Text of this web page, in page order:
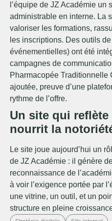
l’équipe de JZ Académie un
administrable en interne. La
valoriser les formations,
les inscriptions. Des outils
événementielles) ont été
campagnes de
Pharmacopée Traditionnelle
ajoutée, preuve d’une
rythme de l’offre.
Un site qui
nourrit la
Le site joue aujourd’hui un
de JZ Académie : il génère
reconnaissance de
à voir l’exigence portée par
une vitrine, un outil, et un
structure en pleine